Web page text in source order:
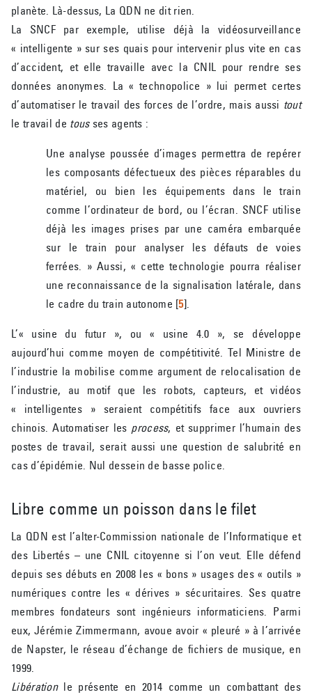
planète. Là-dessus, La QDN ne dit rien.
La SNCF par exemple, utilise déjà la vidéosurveillance
« intelligente » sur ses quais pour intervenir plus vite en cas
d’accident, et elle travaille avec la CNIL pour rendre ses
données anonymes. La « technopolice » lui permet certes
d’automatiser le travail des forces de l’ordre, mais aussi tout
le travail de tousses agents :
Une analyse poussée d’images permettra de repérer
les composants défectueux des pièces réparables du
matériel, ou bien les équipements dans le train
comme l’ordinateur de bord, ou l’écran. SNCF utilise
déjà les images prises par une caméra embarquée
sur le train pour analyser les défauts de voies
ferrées. » Aussi, « cette technologie pourra réaliser
une reconnaissance de la signalisation latérale, dans
le cadre du train autonome [5].
L’« usine du futur », ou « usine 4.0 », se développe
aujourd’hui comme moyen de compétitivité. Tel Ministre de
l’industrie la mobilise comme argument de relocalisation de
l’industrie, au motif que les robots, capteurs, et vidéos
« intelligentes » seraient compétitifs face aux ouvriers
chinois. Automatiser les process, et supprimer l’humain des
postes de travail, serait aussi une question de salubrité en
cas d’épidémie. Nul dessein de basse police.
Libre comme un poisson dans le filet
La QDN est l’alter-Commission nationale de l’Informatique et
des Libertés – une CNIL citoyenne si l’on veut. Elle défend
depuis ses débuts en 2008 les « bons » usages des « outils »
numériques contre les « dérives » sécuritaires. Ses quatre
membres fondateurs sont ingénieurs informaticiens. Parmi
eux, Jérémie Zimmermann, avoue avoir « pleuré » à l’arrivée
de Napster, le réseau d’échange de fichiers de musique, en
1999.
Libérationle présente en 2014 comme un combattant des